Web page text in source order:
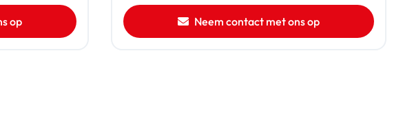
op Neem contact met ons op